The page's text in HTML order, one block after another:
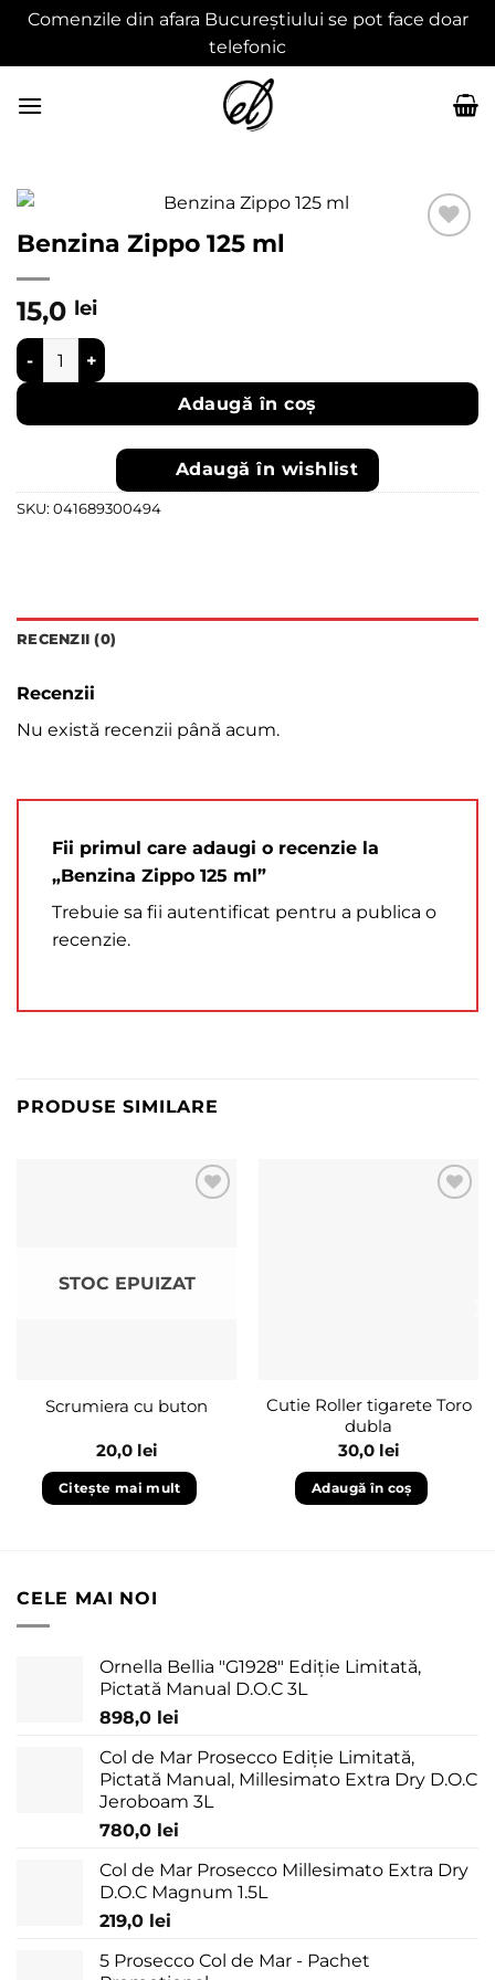
Comenzile din afara Bucureștiului se pot face doar
telefonic
Benzina Zippo 125 ml
15,0 lei
Cantitate Benzina Zippo 125 ml
Adaugă în coș
Adaugă în wishlist
SKU: 041689300494
RECENZII (0)
Recenzii
Nu există recenzii până acum.
Fii primul care adaugi o recenzie la
„Benzina Zippo 125 ml”
Trebuie sa fii autentificat pentru a publica o
recenzie.
PRODUSE SIMILARE
STOC EPUIZAT
Scrumiera cu buton
20,0 lei
Citește mai mult
Cutie Roller tigarete Toro
dubla
30,0 lei
Adaugă în coș
CELE MAI NOI
Ornella Bellia "G1928" Ediție Limitată,
Pictată Manual D.O.C 3L
898,0 lei
Col de Mar Prosecco Ediție Limitată,
Pictată Manual, Millesimato Extra Dry D.O.C
Jeroboam 3L
780,0 lei
Col de Mar Prosecco Millesimato Extra Dry
D.O.C Magnum 1.5L
219,0 lei
5 Prosecco Col de Mar - Pachet